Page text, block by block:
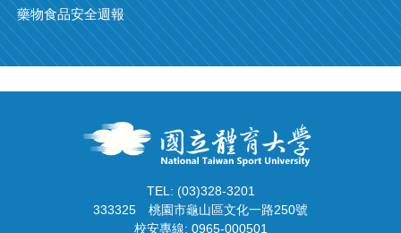
藥物食品安全週報
TEL: (03)328-3201
333325 桃園市龜山區文化一路250號
校安專線: 0965-000501